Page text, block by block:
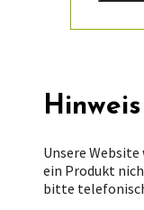
Hinweis
Unsere
ein Produkt
bitte